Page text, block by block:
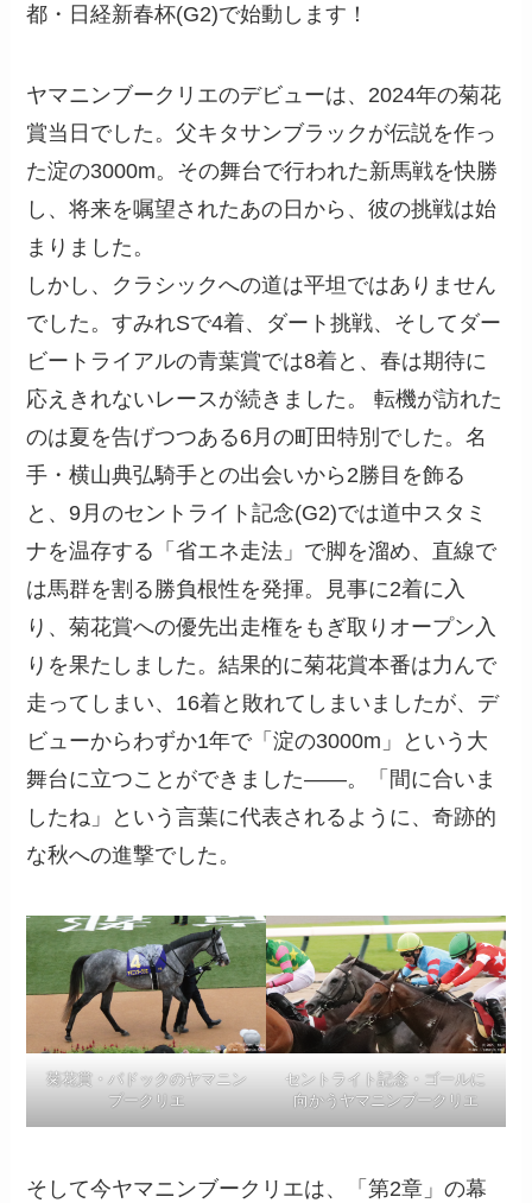
都・日経新春杯(G2)で始動します！
ヤマニンブークリエのデビューは、2024年の菊花
賞当日でした。父キタサンブラックが伝説を作っ
た淀の3000m。その舞台で行われた新馬戦を快勝
し、将来を嘱望されたあの日から、彼の挑戦は始
まりました。
しかし、クラシックへの道は平坦ではありません
でした。すみれSで4着、ダート挑戦、そしてダー
ビートライアルの青葉賞では8着と、春は期待に
応えきれないレースが続きました。 転機が訪れた
のは夏を告げつつある6月の町田特別でした。名
手・横山典弘騎手との出会いから2勝目を飾る
と、9月のセントライト記念(G2)では道中スタミ
ナを温存する「省エネ走法」で脚を溜め、直線で
は馬群を割る勝負根性を発揮。見事に2着に入
り、菊花賞への優先出走権をもぎ取りオープン入
りを果たしました。結果的に菊花賞本番は力んで
走ってしまい、16着と敗れてしまいましたが、デ
ビューからわずか1年で「淀の3000m」という大
舞台に立つことができました――。「間に合いま
したね」という言葉に代表されるように、奇跡的
な秋への進撃でした。
菊花賞・パドックのヤマニン
ブークリエ
セントライト記念・ゴールに
向かうヤマニンブークリエ
そして今ヤマニンブークリエは、「第2章」の幕